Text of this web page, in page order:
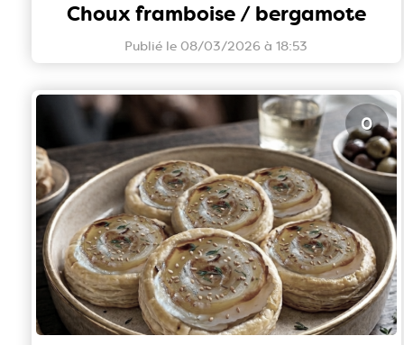
Choux framboise / bergamote
Publié le 08/03/2026 à 18:53
0